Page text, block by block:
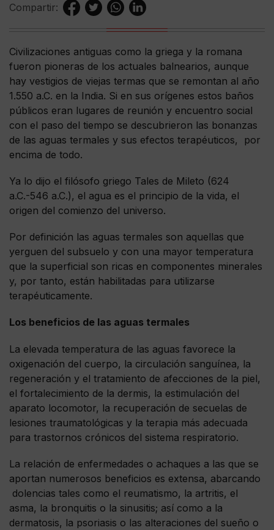
Compartir:
Civilizaciones antiguas como la griega y la romana
fueron pioneras de los actuales balnearios, aunque
hay vestigios de viejas termas que se remontan al año
1.550 a.C. en la India. Si en sus orígenes estos baños
públicos eran lugares de reunión y encuentro social
con el paso del tiempo se descubrieron las bonanzas
de las aguas termales y sus efectos terapéuticos, por
encima de todo.
Ya lo dijo el filósofo griego Tales de Mileto (624
a.C.-546 a.C.), el agua es el principio de la vida, el
origen del comienzo del universo.
Por definición las aguas termales son aquellas que
yerguen del subsuelo y con una mayor temperatura
que la superficial son ricas en componentes minerales
y, por tanto, están habilitadas para utilizarse
terapéuticamente.
Los beneficios de las aguas termales
La elevada temperatura de las aguas favorece la
oxigenación del cuerpo, la circulación sanguínea, la
regeneración y el tratamiento de afecciones de la piel,
el fortalecimiento de la dermis, la estimulación del
aparato locomotor, la recuperación de secuelas de
lesiones traumatológicas y la terapia más adecuada
para trastornos crónicos del sistema respiratorio.
La relación de enfermedades o achaques a las que se
aportan numerosos beneficios es extensa, abarcando
dolencias tales como el reumatismo, la artritis, el
asma, la bronquitis o la sinusitis; así como a la
dermatosis, la psoriasis o las alteraciones del sueño o